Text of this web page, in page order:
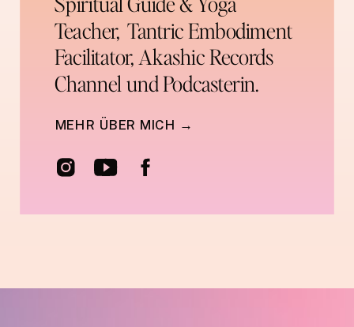
Teacher, Tantric Embodiment
Facilitator, Akashic Records
Channel und Podcasterin.
MEHR ÜBER MICH →